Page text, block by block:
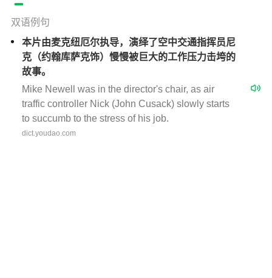
双语例句
本片由麦克纽厄尔执导，演绎了空中交通指挥员尼
克（约翰库萨克饰）慢慢被巨大的工作压力击垮的
故事。
Mike Newell was in the director's chair, as air
traffic controller Nick (John Cusack) slowly starts
to succumb to the stress of his job.
dict.youdao.com